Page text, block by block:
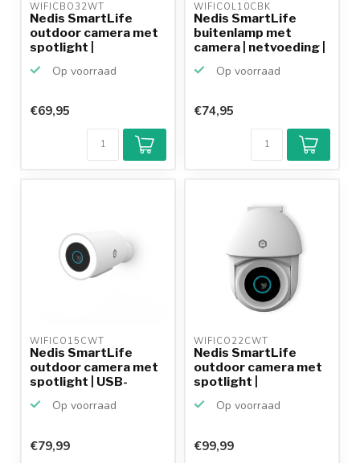
WIFICBO32WT
Nedis SmartLife
outdoor camera met
spotlight |
Op voorraad
€69,95
WIFICOL10CBK
Nedis SmartLife
buitenlamp met
camera | netvoeding |
Op voorraad
€74,95
WIFICO15CWT
Nedis SmartLife
outdoor camera met
spotlight | USB-
Op voorraad
€79,99
WIFICO22CWT
Nedis SmartLife
outdoor camera met
spotlight |
Op voorraad
€99,99